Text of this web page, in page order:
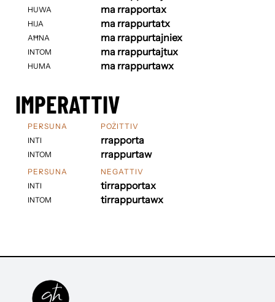
HUWA
HIJA
AĦNA
INTOM
HUMA
ma rrapportax
ma rrappurtatx
ma rrappurtajniex
ma rrappurtajtux
ma rrappurtawx
IMPERATTIV
PERSUNA
INTI
INTOM
POŻITTIV
rrapporta
rrappurtaw
PERSUNA
INTI
INTOM
NEGATTIV
tirrapportax
tirrappurtawx